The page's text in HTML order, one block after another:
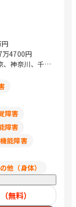
万4700円
、神奈川、千
障害
障害
能障害
他（身体）
無料）